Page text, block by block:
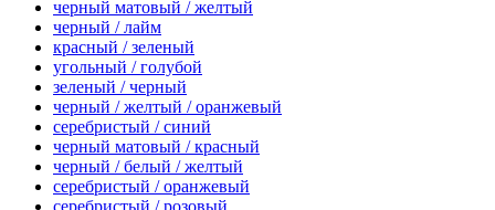
черный матовый / желтый
черный / лайм
красный / зеленый
угольный / голубой
зеленый / черный
черный / желтый / оранжевый
серебристый / синий
черный матовый / красный
черный / белый / желтый
серебристый / оранжевый